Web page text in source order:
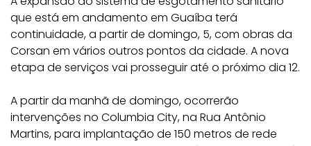
que está em andamento em Guaíba terá
continuidade, a partir de domingo, 5, com obras da
Corsan em vários outros pontos da cidade. A nova
etapa de serviços vai prosseguir até o próximo dia 12.
A partir da manhã de domingo, ocorrerão
intervenções no Columbia City, na Rua Antônio
Martins, para implantação de 150 metros de rede